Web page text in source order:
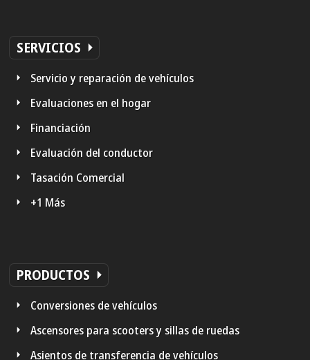
SERVICIOS
Servicio y reparación de vehículos
Evaluaciones en el hogar
Financiación
Evaluación del conductor
Tasación Comercial
+1 Más
PRODUCTOS
Conversiones de vehículos
Ascensores para scooters y sillas de ruedas
Asientos de transferencia de vehículos